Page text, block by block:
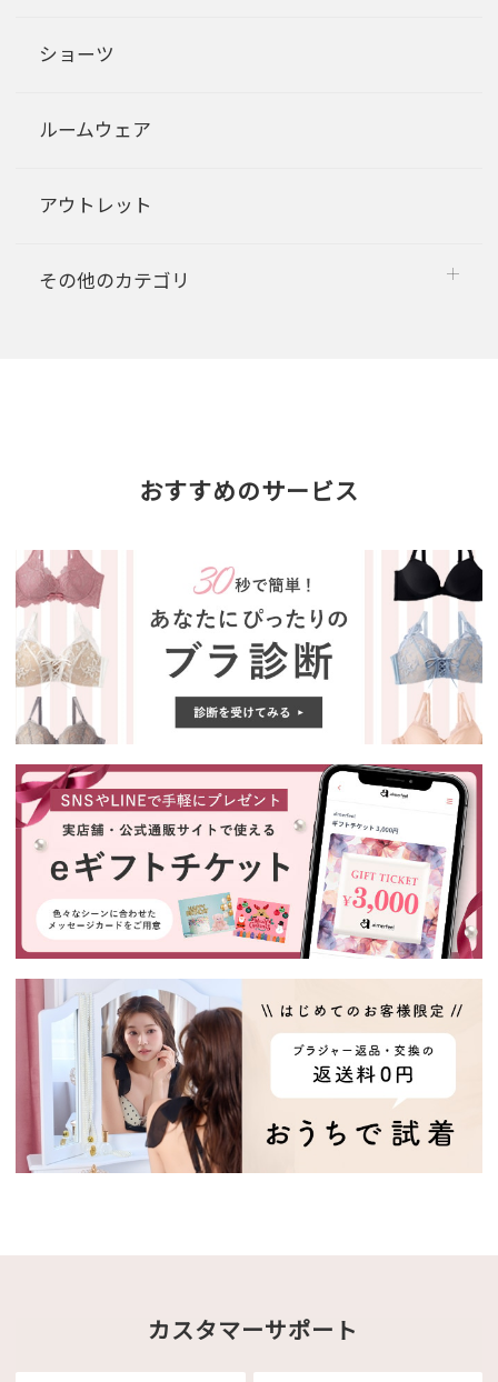
ショーツ
ルームウェア
アウトレット
その他のカテゴリ
おすすめのサービス
カスタマーサポート